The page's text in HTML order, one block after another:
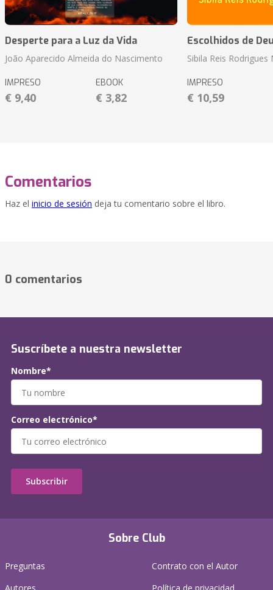
Desperte para a Luz da Vida
João Aparecido Almeida do Nascimento
IMPRESO
€ 9,40
EBOOK
€ 3,82
Escolhidos de
Sibila Reis
IMPRESO
€ 10,59
Comentarios
Haz el inicio de sesión deja tu comentario sobre el libro.
0 comentarios
Sobre Club
Preguntas
Contrato con el Autor
Suscríbete a nuestra newsletter
Nombre*
Correo electrónico*
Subscribir